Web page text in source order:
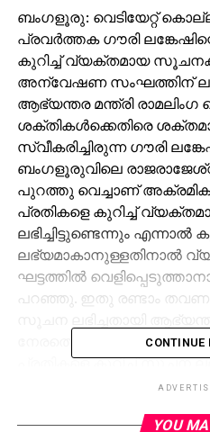
ബംഗളൂരു: വെടിയേറ്റ്
പ്രവര്‍ത്തക ഗൗരി
കുറിച്ച് വ്യക്തമായ
അന്വേഷണ സംഘത്തിന്
ആഭ്യന്തര മന്ത്രി രാമലിംഗ
ശക്തികള്‍ക്കെതിരെ
സ്വീകരിച്ചിരുന്ന ഗൗരി
ബംഗളൂരുവിലെ
പുറത്തു വെച്ചാണ്
പ്രതികളെ കുറിച്ച്
ലഭിച്ചിട്ടുണ്ടെന്നും
ലഭ്യമാകാനുള്ളതിനാല്‍
ഘട്ടത്തില്‍
പറഞ്ഞു. ഇതു രണ്ടാം
നേരത്തെ സെപ്തംബര്‍
പ്രതികളെ കുറിച്ച് സൂചന
ഉടന്‍ പിടികൂടുമെന്നും
അന്വേഷിക്കുന്നതിനായി
CONTINUE
YOU